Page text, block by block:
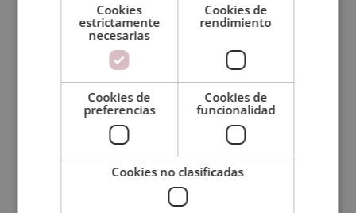
Másters y cursos de educación e idiomas
Másters y cursos de estética y belleza
Másters y cursos de gestión empresarial
Másters y cursos de hostelería y turismo
Másters y cursos de imagen y sonido
Másters y cursos de informática
Másters y cursos de inmobiliaria
Másters y cursos de laboratorio y química
Másters y cursos de logística y transporte
Cookies
estrictamente
necesarias
Cookies de
rendimiento
Cookies de
preferencias
Cookies de
funcionalidad
Cookies no clasificadas